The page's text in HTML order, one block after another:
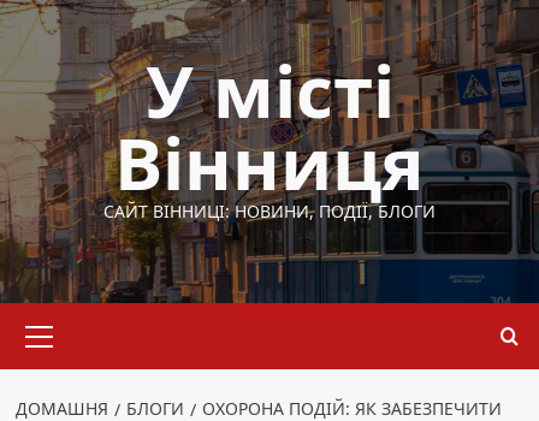
Перейти
до
вмісту
У місті
Вінниця
САЙТ ВІННИЦІ: НОВИНИ, ПОДІЇ, БЛОГИ
меню
ДОМАШНЯ БЛОГИ
ОХОРОНА ПОДІЙ: ЯК ЗАБЕЗПЕЧИТИ